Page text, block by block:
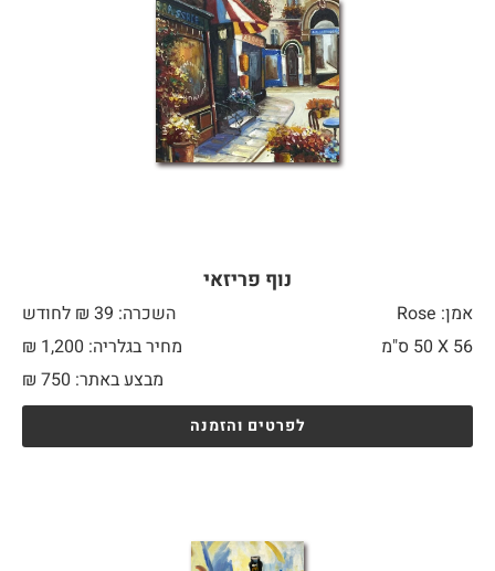
נוף פריזאי
אמן: Rose
השכרה: 39 ₪ לחודש
56 X
מחיר בגלריה: 1,200 ₪
מבצע באתר:
₪ 750
לפרטים והזמנה